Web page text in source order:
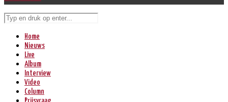
Home
Nieuws
Live
Album
Interview
Video
Column